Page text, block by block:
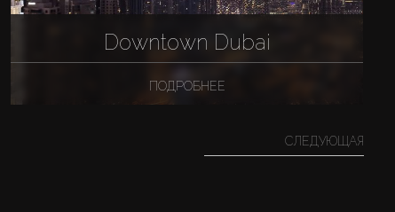
Downtown Dubai
ПОДРОБНЕЕ
СЛЕДУЮЩАЯ